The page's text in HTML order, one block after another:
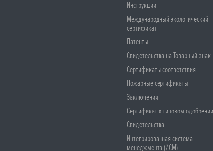
Инструкции
Международный экологический
сертификат
Патенты
Свидетельства на Товарный знак
Сертификаты соответствия
Пожарные сертификаты
Заключения
Сертификат о типовом одобрении
Свидетельства
Интегрированная система
менеджмента (ИСМ)